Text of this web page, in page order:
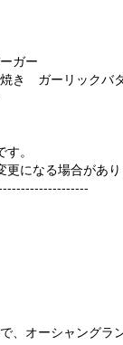
ガー
焼き ガーリックバ
。
になる場合があり
、オーシャングラ